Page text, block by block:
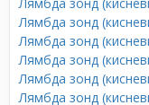
Лямбда зонд
Лямбда зонд
Лямбда зонд
Лямбда зонд
Лямбда зонд